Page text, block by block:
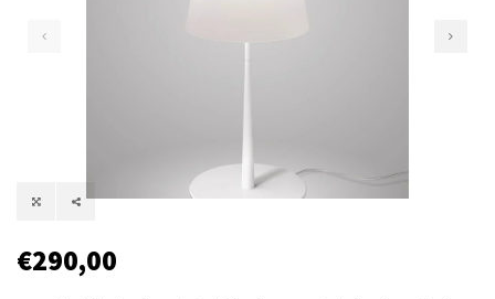
€290,00